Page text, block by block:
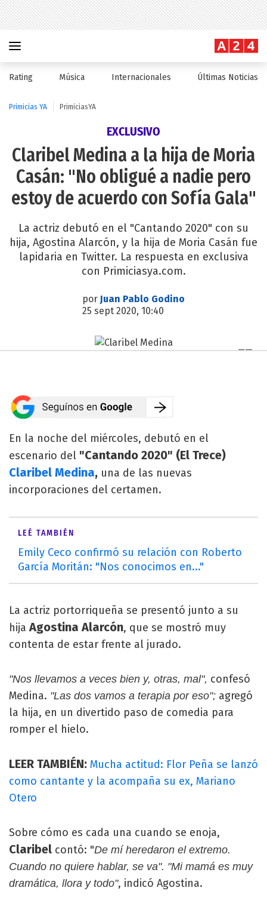
Rating Música Internacionales Últimas Noticias
Primicias YA PrimiciasYA
EXCLUSIVO
Claribel Medina a la hija de Moria
Casán: "No obligué a nadie pero
estoy de acuerdo con Sofía Gala"
La actriz debutó en el "Cantando 2020" con su
hija, Agostina Alarcón, y la hija de Moria Casán fue
lapidaria en Twitter. La respuesta en exclusiva
con Primiciasya.com.
por Juan Pablo Godino
25 sept 2020, 10:40
En la noche del miércoles, debutó en el
escenario del "Cantando 2020" (El Trece)
Claribel Medina, una de las nuevas
incorporaciones del certamen.
LEÉ TAMBIÉN
Emily Ceco confirmó su relación con Roberto
García Moritán: "Nos conocimos en..."
La actriz portorriqueña se presentó junto a su
hijaAgostina Alarcón, que se mostró muy
contenta de estar frente al jurado.
"Nos llevamos a veces bien y, otras, mal", confesó
Medina. "Las dos vamos a terapia por eso"; agregó
la hija, en un divertido paso de comedia para
romper el hielo.
LEER TAMBIÉN: Mucha actitud: Flor Peña se lanzó
como cantante y la acompaña su ex, Mariano
Otero
Sobre cómo es cada una cuando se enoja,
Claribel contó: "De mí heredaron el extremo.
Cuando no quiere hablar, se va". "Mi mamá es muy
dramática, llora y todo", indicó Agostina.